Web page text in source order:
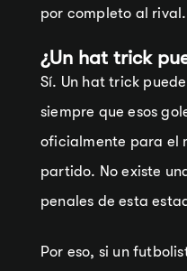
por completo al rival.
¿Un hat trick
Sí. Un hat trick
siempre que esos
oficialmente para el
partido. No existe
penales de esta
Por eso, si un